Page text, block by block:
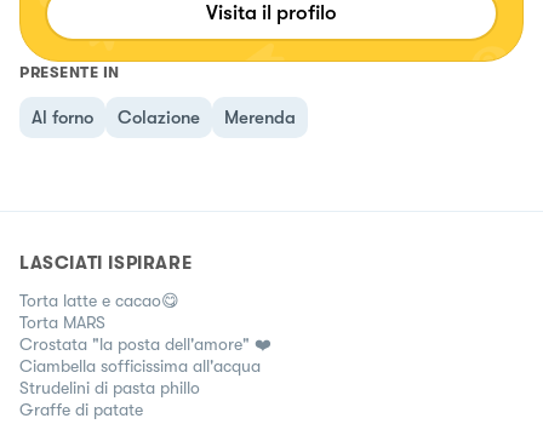
Visita il profilo
PRESENTE IN
Al forno Colazione Merenda
LASCIATI ISPIRARE
Torta latte e cacao😋
Torta MARS
Crostata "la posta dell'amore" ❤️
Ciambella sofficissima all'acqua
Strudelini di pasta phillo
Graffe di patate